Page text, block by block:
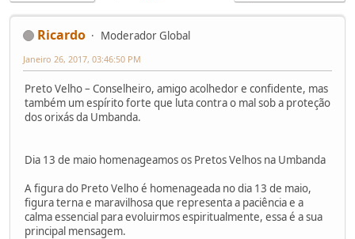
Ricardo Moderador Global
Janeiro 26, 2017, 03:46:50 PM
Preto Velho – Conselheiro, amigo acolhedor e confidente, mas
também um espírito forte que luta contra o mal sob a proteção
dos orixás da Umbanda.
Dia 13 de maio homenageamos os Pretos Velhos na Umbanda
A figura do Preto Velho é homenageada no dia 13 de maio,
figura terna e maravilhosa que representa a paciência e a
calma essencial para evoluirmos espiritualmente, essa é a sua
principal mensagem.